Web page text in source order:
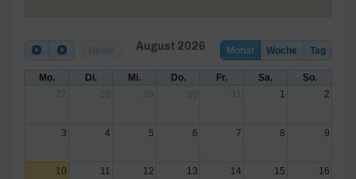
Monat Woche Tag
August 2026
Mo. Di. Mi. Do. Fr. Sa.
So.
1 2
3 4 5 6 7 8 9
10 11 12 13 14 15 16